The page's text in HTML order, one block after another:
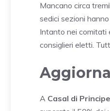
Mancano circa
sedici sezioni
Intanto nei comitati
consiglieri eletti.
A Casal di